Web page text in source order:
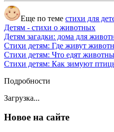
Еще по теме стихи для
Детям - стихи о животных
Детям загадки: дома для
Стихи детям: Где живут
Стихи детям: Что едят
Стихи детям: Как зимуют
Подробности
Загрузка...
Новое на сайте